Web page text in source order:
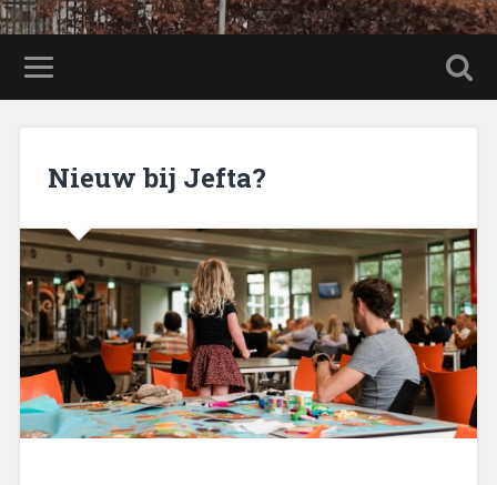
Nieuw bij Jefta?